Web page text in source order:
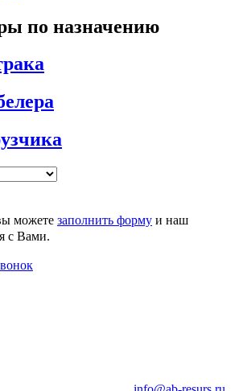
по назначению
можете заполнить форму и наш
с Вами.